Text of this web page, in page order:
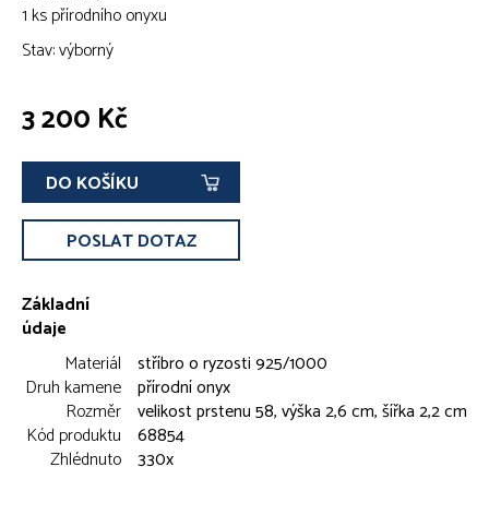
1 ks přírodního onyxu
Stav: výborný
3 200 Kč
DO KOŠÍKU
POSLAT DOTAZ
Základní
údaje
Materiál stříbro o ryzosti 925/1000
Druh kamene přírodní onyx
Rozměr velikost prstenu 58, výška 2,6 cm, šířka 2,2 cm
Kód produktu 68854
Zhlédnuto 330x